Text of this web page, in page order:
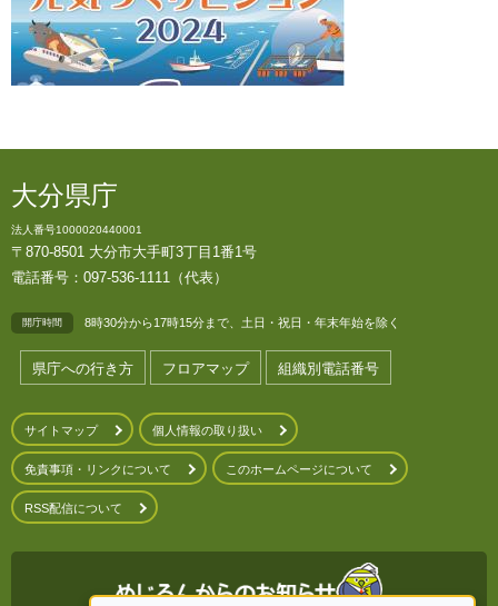
大分県庁
法人番号1000020440001
〒870-8501 大分市大手町3丁目1番1号
電話番号：097-536-1111（代表）
開庁時間 8時30分から17時15分まで、土日・祝日・年末年始を除く
県庁への行き方 フロアマップ 組織別電話番号
サイトマップ 個人情報の取り扱い
免責事項・リンクについて このホームページについて
RSS配信について